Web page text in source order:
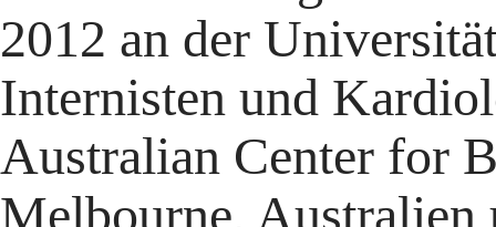
2012 an der
Internisten und
Australian Center for
Melbourne,